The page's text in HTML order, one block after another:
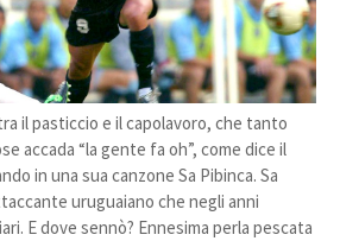
il pasticcio e il capolavoro, che tanto
accada “la gente fa oh”, come dice il
in una sua canzone Sa Pibinca. Sa
uruguaiano che negli anni
E dove sennò? Ennesima perla pescata